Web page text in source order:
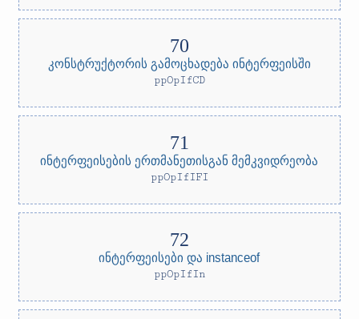
კონსტრუქტორის გამოცხადება ინტერფეისში
ppOpIfCD
ინტერფეისების ერთმანეთისგან მემკვიდრეობა
ppOpIfIFI
ინტერფეისები და instanceof
ppOpIfIn